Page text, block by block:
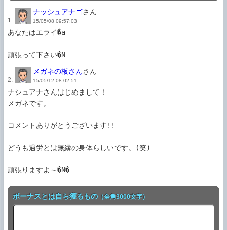
1.
ナッシュアナゴさん
15/05/08 09:57:03
あなたはエライ�a
頑張って下さい�N
2.
メガネの板さんさん
15/05/12 08:02:51
ナシュアナさんはじめまして！
メガネです。
コメントありがとうございます!!
どうも過労とは無縁の身体らしいです。(笑)
頑張りますよ～�N�
ボーナスとは自ら獲るもの （全角3000文字）